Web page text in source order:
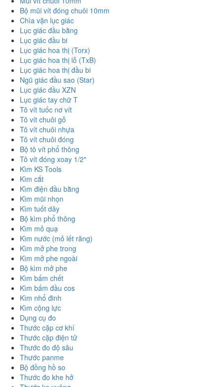
Bộ mũi vít đóng chuôi 10mm
Chìa vặn lục giác
Lục giác đầu bằng
Lục giác đầu bi
Lục giác hoa thị (Torx)
Lục giác hoa thị lỗ (TxB)
Lục giác hoa thị đầu bi
Ngũ giác đầu sao (Star)
Lục giác đầu XZN
Lục giác tay chữ T
Tô vít tuốc nơ vít
Tô vít chuôi gỗ
Tô vít chuôi nhựa
Tô vít chuôi đóng
Bộ tô vít phổ thông
Tô vít đóng xoay 1/2"
Kìm KS Tools
Kìm cắt
Kìm điện đầu bằng
Kìm mũi nhọn
Kìm tuốt dây
Bộ kìm phổ thông
Kìm mỏ quạ
Kìm nước (mỏ lết răng)
Kìm mở phe trong
Kìm mở phe ngoài
Bộ kìm mở phe
Kìm bấm chết
Kìm bấm đầu cos
Kìm nhổ đinh
Kìm cộng lực
Dụng cụ đo
Thước cặp cơ khí
Thước cặp điện tử
Thước đo độ sâu
Thước panme
Bộ đồng hồ so
Thước đo khe hở